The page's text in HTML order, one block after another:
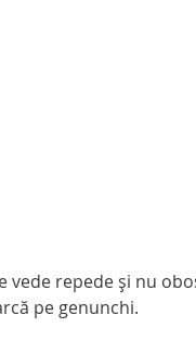
vede repede şi nu
pe genunchi.